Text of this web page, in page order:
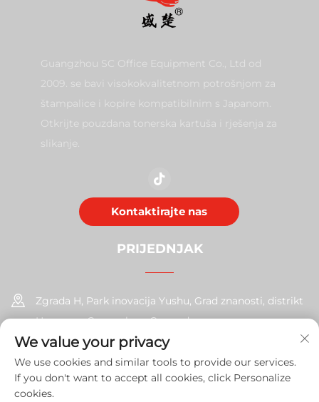
Guangzhou SC Office Equipment Co., Ltd od
2009. se bavi visokokvalitetnom potrošnjom za
štampalice i kopire kompatibilnim s Japanom.
Otkrijte pouzdana tonerska kartuša i rješenja za
slikanje.
Kontaktirajte nas
PRIJEDNJAK
Zgrada H, Park inovacija Yushu, Grad znanosti, distrikt
Huangpu, Guangzhou, Guangdong
+86-17585526413
[email protected]
We value your privacy
We use cookies and similar tools to provide our services.
If you don't want to accept all cookies, click Personalize
cookies.